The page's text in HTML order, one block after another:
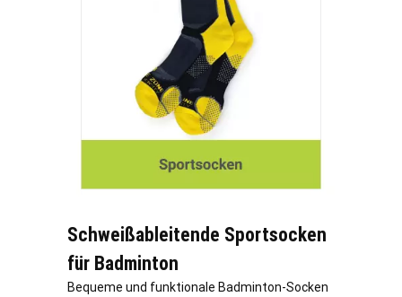
Schweißableitende Sportsocken
für Badminton
Bequeme und funktionale Badminton-Socken